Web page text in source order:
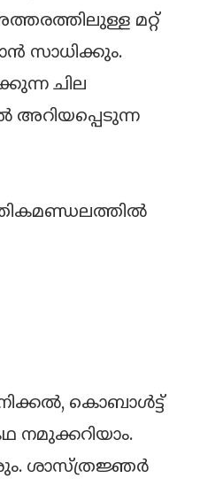
മറ്റ്
സാധിക്കും.
ചില
അറിയപ്പെടുന്ന
കൊബാള്‍ട്ട്
നമുക്കറിയാം.
ശാസ്ത്രജ്ഞര്‍